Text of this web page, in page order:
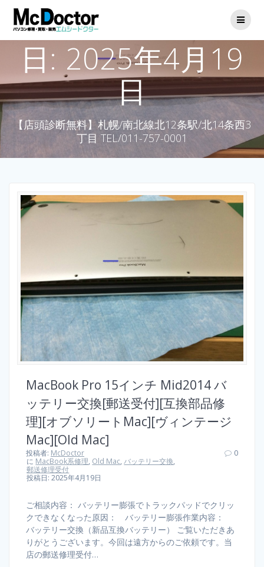
日: 2025年4月19
日
【店頭診断無料】札幌/南北線北12条駅/北14条西3
丁目 TEL/011-757-0001
MacBook Pro 15インチ Mid2014 バ
ッテリー交換[郵送受付][互換部品修
理][オブソリートMac][ヴィンテージ
Mac][Old Mac]
投稿者: McDoctor
に MacBook系修理, Old Mac,バッテリー交換,
郵送修理受付
投稿日: 2025年4月19日
0
ご相談内容： バッテリー膨張でトラックパッドでクリッ
クできなくなった原因： バッテリー膨張作業内容：
バッテリー交換（新品互換バッテリー） ご覧いただきあ
りがとうございます。今回は遠方からのご依頼です。当
店の郵送修理受付…